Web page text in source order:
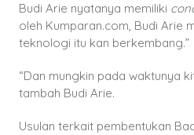
Budi Arie nyatanya memiliki
oleh Kumparan.com, Budi Arie
teknologi itu kan berkembang.”
“Dan mungkin pada waktunya
tambah Budi Arie.
Usulan terkait pembentukan